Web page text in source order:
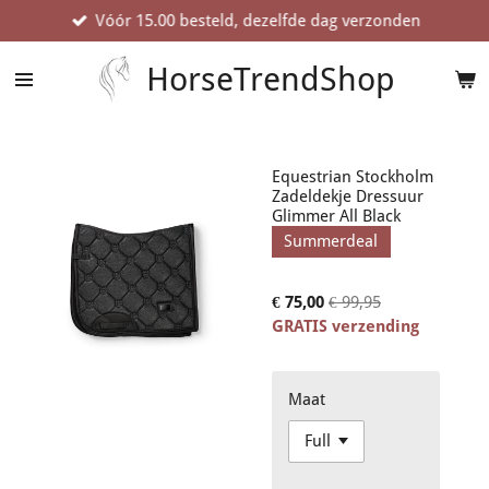
direct
naar
HorseTrendShop
Vóór 15.00 besteld, dezelfde dag verzonden
Equestrian Stockholm
Zadeldekje Dressuur
Glimmer All Black
Summerdeal
€ 75,00 € 99,95
GRATIS verzending
Maat